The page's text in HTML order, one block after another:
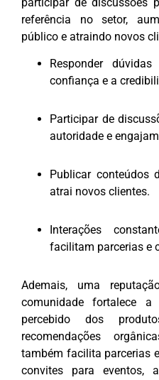
referência no setor,
público e atraindo novos
Responder
confiança e a
Participar de
autoridade e
Publicar conteúdos
atrai novos clientes.
Interações
facilitam parcerias e
Ademais, uma
comunidade fortalece
percebido dos
recomendações
também facilita parcerias
convites para eventos,